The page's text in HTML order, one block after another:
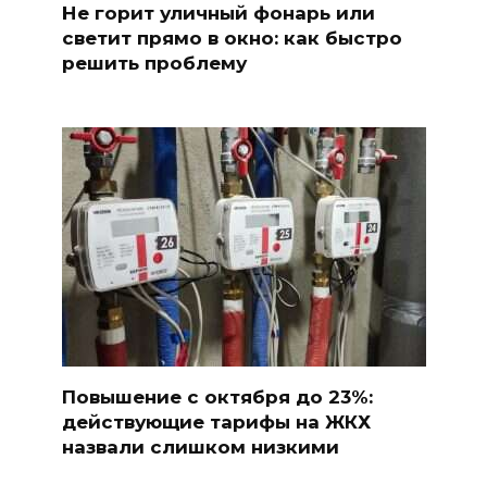
Не горит уличный фонарь или
светит прямо в окно: как быстро
решить проблему
Повышение с октября до 23%:
действующие тарифы на ЖКХ
назвали слишком низкими